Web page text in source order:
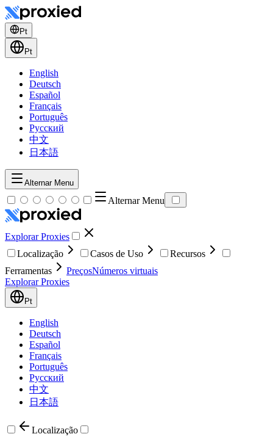
Pt
Pt
English
Deutsch
Español
Français
Português
Русский
中文
日本語
Alternar Menu
Alternar Menu
Explorar Proxies
Localização
Casos de Uso
Recursos
Ferramentas
PreçosNúmeros virtuais
Explorar Proxies
Pt
English
Deutsch
Español
Français
Português
Русский
中文
日本語
Localização